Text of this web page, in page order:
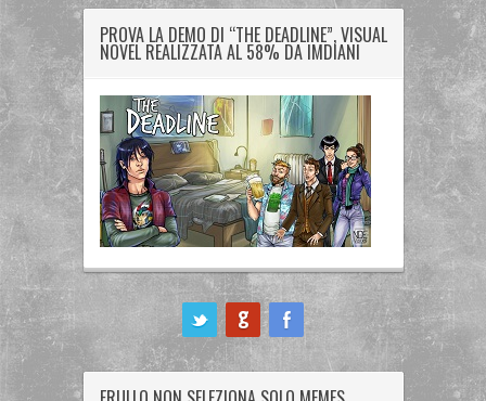
PROVA LA DEMO DI “THE DEADLINE”, VISUAL
NOVEL REALIZZATA AL 58% DA IMDIANI